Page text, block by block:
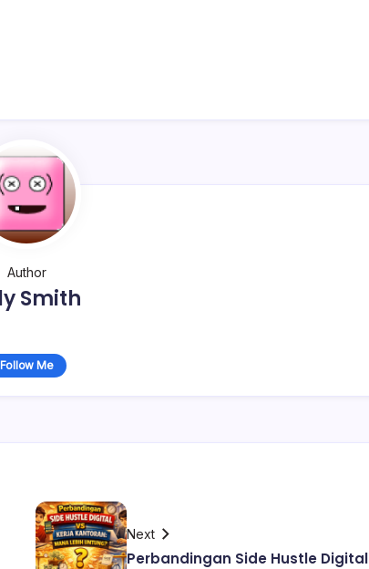
Author
Smith
Follow Me
Next
Perbandingan Side Hustle Digital